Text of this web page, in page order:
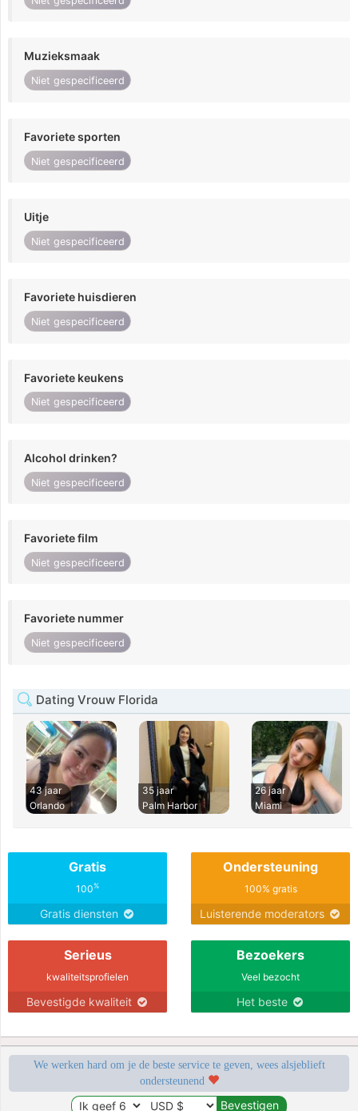
Muzieksmaak
Niet gespecificeerd
Favoriete sporten
Niet gespecificeerd
Uitje
Niet gespecificeerd
Favoriete huisdieren
Niet gespecificeerd
Favoriete keukens
Niet gespecificeerd
Alcohol drinken?
Niet gespecificeerd
Favoriete film
Niet gespecificeerd
Favoriete nummer
Niet gespecificeerd
Dating Vrouw Florida
43 jaar
Orlando
35 jaar
Palm Harbor
26 jaar
Miami
Gratis
100%
Gratis diensten
Ondersteuning
100% gratis
Luisterende moderators
Serieus
kwaliteitsprofielen
Bevestigde kwaliteit
Bezoekers
Veel bezocht
Het beste
We werken hard om je de beste service te geven, wees alsjeblieft
ondersteunend